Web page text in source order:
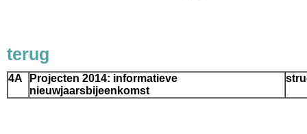
terug
4A
Projecten 2014: informatieve
nieuwjaarsbijeenkomst